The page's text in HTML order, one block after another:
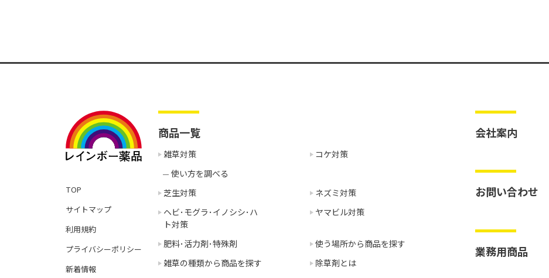
TOP
サイトマップ
利用規約
プライバシーポリシー
新着情報
商品一覧
雑草対策
使い方を調べる
コケ対策
芝生対策
ネズミ対策
ヘビ･モグラ･イノシシ･ハ
ト対策
ヤマビル対策
肥料･活力剤･特殊剤
使う場所から商品を探す
雑草の種類から商品を探す
除草剤とは
会社案内
お問い合わせ
業務用商品